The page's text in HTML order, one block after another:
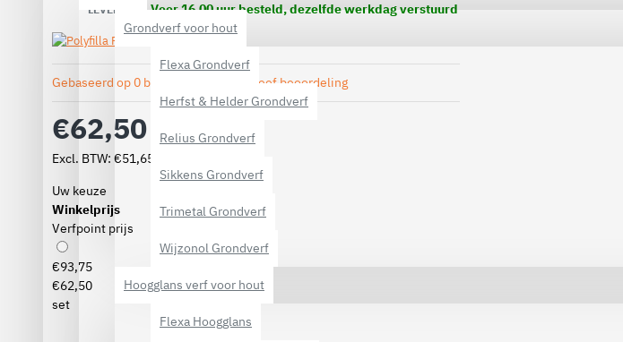
Grondverf voor hout
Flexa Grondverf
Herfst & Helder Grondverf
Relius Grondverf
Sikkens Grondverf
Trimetal Grondverf
Wijzonol Grondverf
Hoogglans verf voor hout
Flexa Hoogglans
LEVERTIJD: Voor 16.00 uur besteld, dezelfde werkdag verstuurd
Gebaseerd op 0 beoordeling(en). Geef beoordeling
€62,50
Excl. BTW: €51,65
Uw keuze
Winkelprijs
Verfpoint prijs
€93,75
€62,50
set